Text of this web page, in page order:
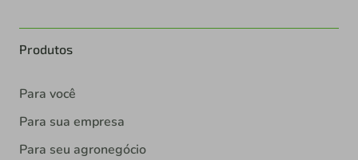
Produtos
Para você
Para sua empresa
Para seu agronegócio